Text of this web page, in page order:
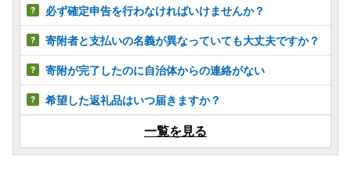
必ず確定申告を行わなければいけませんか？
寄附者と支払いの名義が異なっていても大丈夫ですか？
寄附が完了したのに自治体からの連絡がない
希望した返礼品はいつ届きますか？
一覧を見る